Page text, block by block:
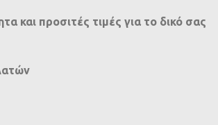
και προσιτές τιμές για το δικό σας